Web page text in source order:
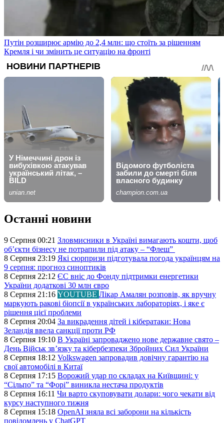
Путін розширює армію до 2,4 млн: що стоїть за рішенням
Кремля і чи змінить це ситуацію на фронті
Останні новини
9 Серпня 00:21 Зловмисники в Україні вимагають кошти, щоб
об’єкти бізнесу не потрапили під атаку – “Флеш”
8 Серпня 23:19 Які сюрпризи підготувала погода українцям на
9 серпня: прогноз синоптиків
8 Серпня 22:12 ЄС вніс до Фонду підтримки енергетики
України додаткові 30 млн євро
8 Серпня 21:16 YOUTUBE Лікар Амалян розповів, як вручну
маркують ракові біопсії в українських лабораторіях, і яке є
рішення цієї проблеми
8 Серпня 20:04 За викрадення дітей і кібератаки: Нова
Зеландія ввела санкції проти РФ
8 Серпня 19:10 В Україні запроваджено нове державне свято –
День Військ звʼязку та кібербезпеки Збройних Сил України
8 Серпня 18:12 Volkswagen запровадив довічну гарантію на
свої автомобілі в Китаї
8 Серпня 17:15 Ворожий удар по складах на Київщині: у
“Сільпо” та “Форі” виникла нестача продуктів
8 Серпня 16:11 Чи варто скуповувати долари: чого чекати від
курсу наступного тижня
8 Серпня 15:18 OpenAI зняла всі заборони на кількість
повідомлень у ChatGPT